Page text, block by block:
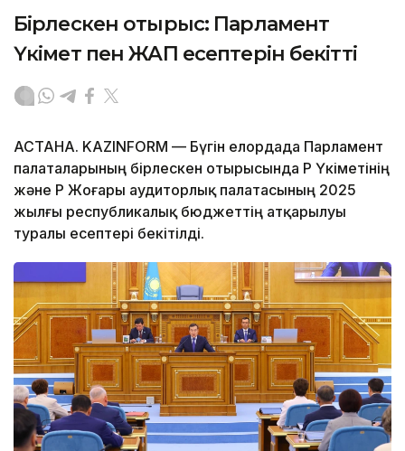
Бірлескен отырыс: Парламент
Үкімет пен ЖАП есептерін бекітті
АСТАНА. KAZINFORM — Бүгін елордада Парламент
палаталарының бірлескен отырысында ҚР Үкіметінің
және ҚР Жоғары аудиторлық палатасының 2025
жылғы республикалық бюджеттің атқарылуы
туралы есептері бекітілді.